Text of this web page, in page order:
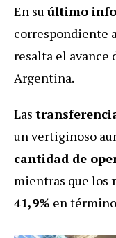
En su último
correspondiente
resalta el avance
Argentina.
Las
un vertiginoso
cantidad de
mientras que los
41,9% en